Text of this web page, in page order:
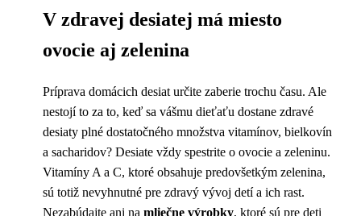
V zdravej desiatej má miesto
ovocie aj zelenina
Príprava domácich desiat určite zaberie trochu času. Ale
nestojí to za to, keď sa vášmu dieťaťu dostane zdravé
desiaty plné dostatočného množstva vitamínov, bielkovín
a sacharidov? Desiate vždy spestrite o ovocie a zeleninu.
Vitamíny A a C, ktoré obsahuje predovšetkým zelenina,
sú totiž nevyhnutné pre zdravý vývoj detí a ich rast.
Nezabúdajte ani na mliečne výrobky, ktoré sú pre deti